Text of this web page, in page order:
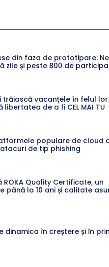
din faza de prototipare:
zile și peste 800 de
trăiască vacanțele în felul
libertatea de a fi CEL MAI TU
populare de cloud
de tip phishing
ROKA Quality Certificate, un
până la 10 ani și calitate
dinamica în creștere și în